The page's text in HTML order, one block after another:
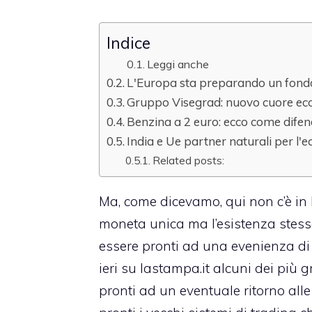
Indice
Leggi anche
L'Europa sta preparando un
Gruppo Visegrad: nuovo cuore
Benzina a 2 euro: ecco come
India e Ue partner naturali per
Related posts:
Ma, come dicevamo, qui non c’è
moneta unica ma l’esistenza
essere pronti ad una evenienza
ieri su lastampa.it alcuni dei più
pronti ad un eventuale ritorno